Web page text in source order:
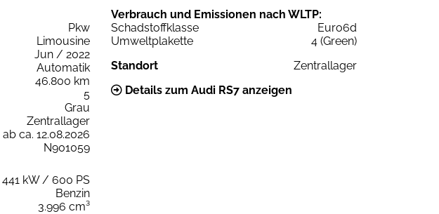
Pkw
Limousine
Jun / 2022
Automatik
46.800 km
5
Grau
Zentrallager
ab ca. 12.08.2026
N901059
441 kW / 600 PS
Benzin
3.996 cm³
Verbrauch und Emissionen nach WLTP:
Schadstoffklasse
Euro6d
Umweltplakette
4 (Green)
Standort
Zentrallager
Details zum Audi RS7 anzeigen